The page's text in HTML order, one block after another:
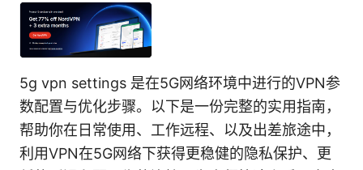
5g vpn settings 是在5G网络环境中进行的VPN参
数配置与优化步骤。以下是一份完整的实用指南，
帮助你在日常使用、工作远程、以及出差旅途中，
利用VPN在5G网络下获得更稳健的隐私保护、更